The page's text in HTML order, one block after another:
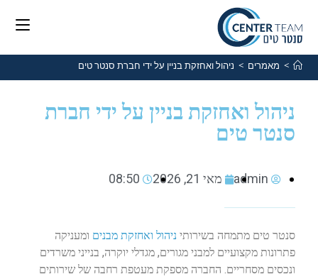
> מאמרים > ניהול ואחזקת בניין על ידי חברת סנטר טים
ניהול ואחזקת בניין על ידי חברת
סנטר טים
admin מאי 21, 2026 08:50
סנטר טים מתמחה בשירותי ניהול ואחזקת מבנים ומעניקה
פתרונות מקצועיים למבני מגורים, מגדלי יוקרה, בנייני משרדים
ונכסים מסחריים. החברה מספקת מעטפת רחבה של שירותים